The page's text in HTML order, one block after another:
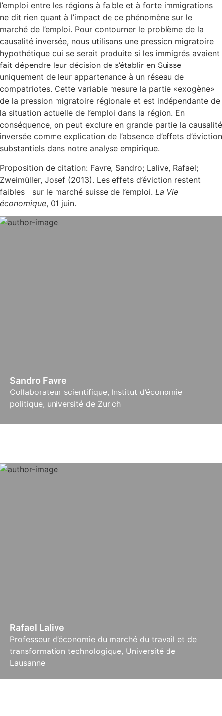
l’emploi entre les régions à faible et à forte immigrations
ne dit rien quant à l’impact de ce phénomène sur le
marché de l’emploi. Pour contourner le problème de la
causalité inversée, nous utilisons une pression migratoire
hypothétique qui se serait produite si les immigrés avaient
fait dépendre leur décision de s’établir en Suisse
uniquement de leur appartenance à un réseau de
compatriotes. Cette variable mesure la partie «exogène»
de la pression migratoire régionale et est indépendante de
la situation actuelle de l’emploi dans la région. En
conséquence, on peut exclure en grande partie la causalité
inversée comme explication de l’absence d’effets d’éviction
substantiels dans notre analyse empirique.
Proposition de citation: Favre, Sandro; Lalive, Rafael;
Zweimüller, Josef (2013). Les effets d’éviction restent
faibles sur le marché suisse de l’emploi. La Vie
économique, 01 juin.
Sandro Favre
Collaborateur scientifique, Institut d’économie
politique, université de Zurich
Rafael Lalive
Professeur d’économie du marché du travail et de
transformation technologique, Université de
Lausanne